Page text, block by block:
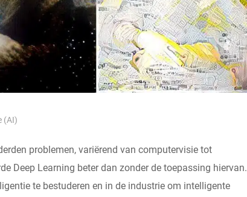
(AI)
problemen, variërend van computervisie tot
Deep Learning beter dan zonder de toepassing hiervan.
te bestuderen en in de industrie om intelligente